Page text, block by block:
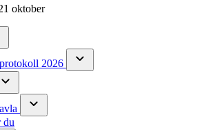
oktober
2026
du